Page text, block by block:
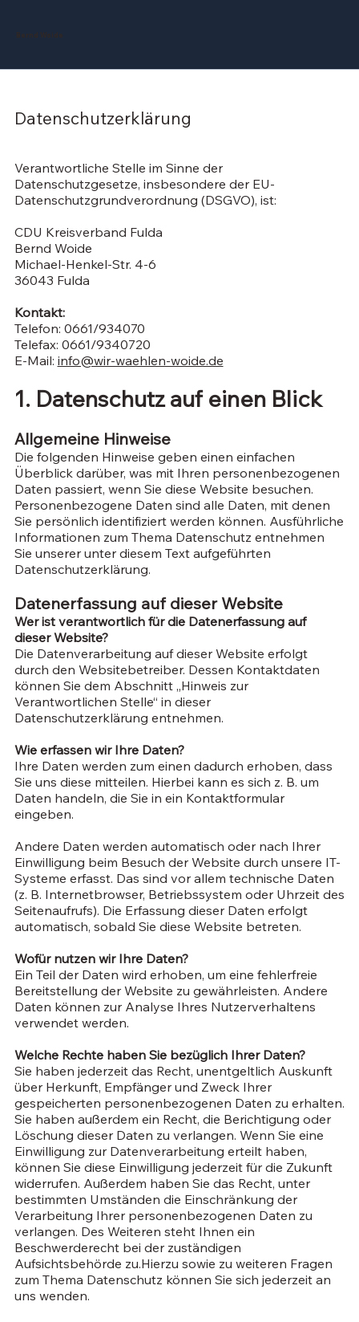
Datenschutzerklärung
Verantwortliche Stelle im Sinne der
Datenschutzgesetze, insbesondere der EU-
Datenschutzgrundverordnung (DSGVO), ist:
CDU Kreisverband Fulda
Bernd Woide
Michael-Henkel-Str. 4-6
36043 Fulda
Kontakt:
Telefon: 0661/934070
Telefax: 0661/9340720
E-Mail: info@wir-waehlen-woide.de
1. Datenschutz auf einen Blick
Allgemeine Hinweise
Die folgenden Hinweise geben einen einfachen
Überblick darüber, was mit Ihren personenbezogenen
Daten passiert, wenn Sie diese Website besuchen.
Personenbezogene Daten sind alle Daten, mit denen
Sie persönlich identifiziert werden können. Ausführliche
Informationen zum Thema Datenschutz entnehmen
Sie unserer unter diesem Text aufgeführten
Datenschutzerklärung.
Datenerfassung auf dieser Website
Wer ist verantwortlich für die Datenerfassung auf
dieser Website?
Die Datenverarbeitung auf dieser Website erfolgt
durch den Websitebetreiber. Dessen Kontaktdaten
können Sie dem Abschnitt „Hinweis zur
Verantwortlichen Stelle“ in dieser
Datenschutzerklärung entnehmen.
Wie erfassen wir Ihre Daten?
Ihre Daten werden zum einen dadurch erhoben, dass
Sie uns diese mitteilen. Hierbei kann es sich z. B. um
Daten handeln, die Sie in ein Kontaktformular
eingeben.
Andere Daten werden automatisch oder nach Ihrer
Einwilligung beim Besuch der Website durch unsere IT-
Systeme erfasst. Das sind vor allem technische Daten
(z. B. Internetbrowser, Betriebssystem oder Uhrzeit des
Seitenaufrufs). Die Erfassung dieser Daten erfolgt
automatisch, sobald Sie diese Website betreten.
Wofür nutzen wir Ihre Daten?
Ein Teil der Daten wird erhoben, um eine fehlerfreie
Bereitstellung der Website zu gewährleisten. Andere
Daten können zur Analyse Ihres Nutzerverhaltens
verwendet werden.
Welche Rechte haben Sie bezüglich Ihrer Daten?
Sie haben jederzeit das Recht, unentgeltlich Auskunft
über Herkunft, Empfänger und Zweck Ihrer
gespeicherten personenbezogenen Daten zu erhalten.
Sie haben außerdem ein Recht, die Berichtigung oder
Löschung dieser Daten zu verlangen. Wenn Sie eine
Einwilligung zur Datenverarbeitung erteilt haben,
können Sie diese Einwilligung jederzeit für die Zukunft
widerrufen. Außerdem haben Sie das Recht, unter
bestimmten Umständen die Einschränkung der
Verarbeitung Ihrer personenbezogenen Daten zu
verlangen. Des Weiteren steht Ihnen ein
Beschwerderecht bei der zuständigen
Aufsichtsbehörde zu.Hierzu sowie zu weiteren Fragen
zum Thema Datenschutz können Sie sich jederzeit an
uns wenden.